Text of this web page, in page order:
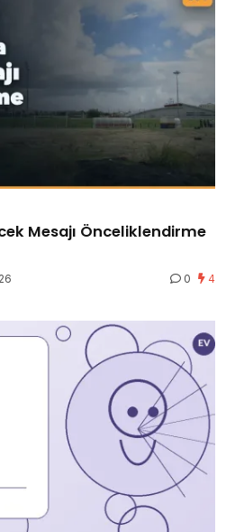
Mesajı Önceliklendirme
0 4